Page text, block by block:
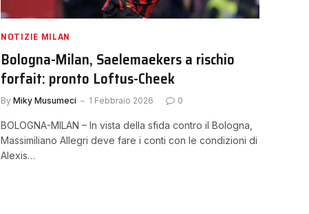
NOTIZIE MILAN
Bologna-Milan, Saelemaekers a rischio
forfait: pronto Loftus-Cheek
By Miky Musumeci 1 Febbraio 2026 0
BOLOGNA-MILAN – In vista della sfida contro il Bologna,
Massimiliano Allegri deve fare i conti con le condizioni di
Alexis…